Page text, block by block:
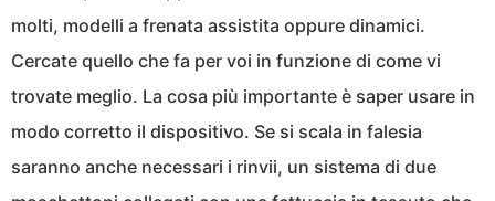
molti, modelli a frenata assistita oppure dinamici.
Cercate quello che fa per voi in funzione di come vi
trovate meglio. La cosa più importante è saper usare in
modo corretto il dispositivo. Se si scala in falesia
saranno anche necessari i rinvii, un sistema di due